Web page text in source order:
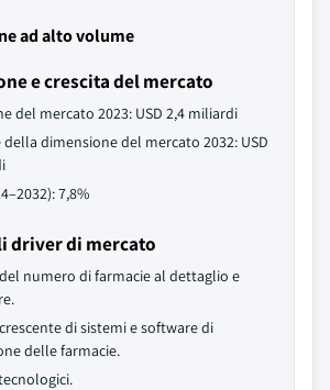
ad alto volume
e crescita del mercato
del mercato 2023: USD 2,4 miliardi
della dimensione del mercato 2032: USD
7,8%
driver di mercato
numero di farmacie al dettaglio e
di sistemi e software di
delle farmacie.